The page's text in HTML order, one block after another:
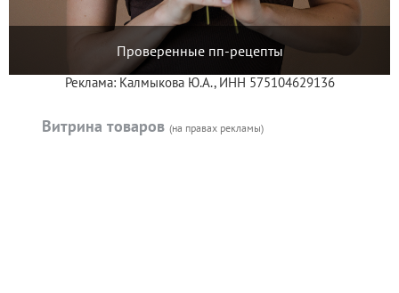
Проверенные пп-рецепты
Реклама: Калмыкова Ю.А., ИНН 575104629136
Витрина товаров (на правах рекламы)